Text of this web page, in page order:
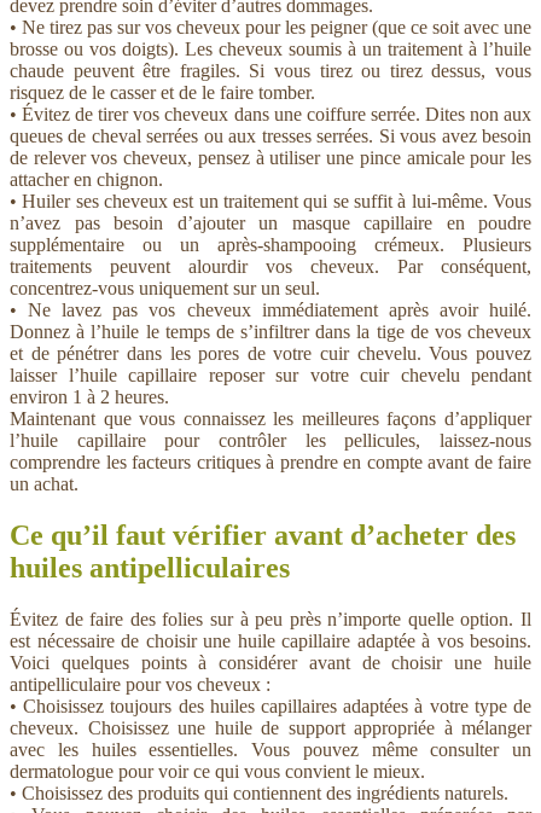
devez prendre soin d’éviter d’autres dommages.
• Ne tirez pas sur vos cheveux pour les peigner (que ce soit avec une
brosse ou vos doigts). Les cheveux soumis à un traitement à l’huile
chaude peuvent être fragiles. Si vous tirez ou tirez dessus, vous
risquez de le casser et de le faire tomber.
• Évitez de tirer vos cheveux dans une coiffure serrée. Dites non aux
queues de cheval serrées ou aux tresses serrées. Si vous avez besoin
de relever vos cheveux, pensez à utiliser une pince amicale pour les
attacher en chignon.
• Huiler ses cheveux est un traitement qui se suffit à lui-même. Vous
n’avez pas besoin d’ajouter un masque capillaire en poudre
supplémentaire ou un après-shampooing crémeux. Plusieurs
traitements peuvent alourdir vos cheveux. Par conséquent,
concentrez-vous uniquement sur un seul.
• Ne lavez pas vos cheveux immédiatement après avoir huilé.
Donnez à l’huile le temps de s’infiltrer dans la tige de vos cheveux
et de pénétrer dans les pores de votre cuir chevelu. Vous pouvez
laisser l’huile capillaire reposer sur votre cuir chevelu pendant
environ 1 à 2 heures.
Maintenant que vous connaissez les meilleures façons d’appliquer
l’huile capillaire pour contrôler les pellicules, laissez-nous
comprendre les facteurs critiques à prendre en compte avant de faire
un achat.
Ce qu’il faut vérifier avant d’acheter des
huiles antipelliculaires
Évitez de faire des folies sur à peu près n’importe quelle option. Il
est nécessaire de choisir une huile capillaire adaptée à vos besoins.
Voici quelques points à considérer avant de choisir une huile
antipelliculaire pour vos cheveux :
• Choisissez toujours des huiles capillaires adaptées à votre type de
cheveux. Choisissez une huile de support appropriée à mélanger
avec les huiles essentielles. Vous pouvez même consulter un
dermatologue pour voir ce qui vous convient le mieux.
• Choisissez des produits qui contiennent des ingrédients naturels.